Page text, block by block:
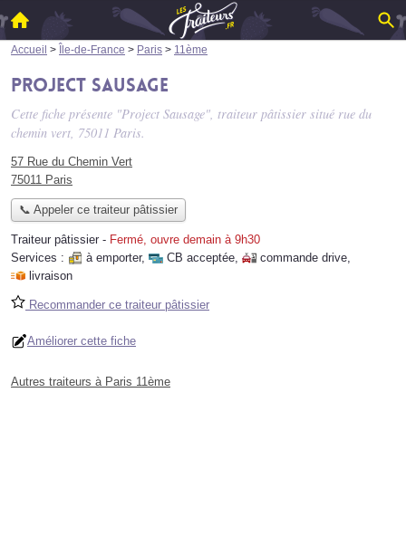
Accueil > Île-de-France > Paris > 11ème
Project Sausage
Cette fiche présente "Project Sausage", traiteur pâtissier situé rue du
chemin vert, 75011 Paris.
57 Rue du Chemin Vert
75011 Paris
📞 Appeler ce traiteur pâtissier
Traiteur pâtissier - Fermé, ouvre demain à 9h30
Services :
à emporter, CB acceptée, commande drive,
livraison
Recommander ce traiteur pâtissier
Améliorer cette fiche
Autres traiteurs à Paris 11ème